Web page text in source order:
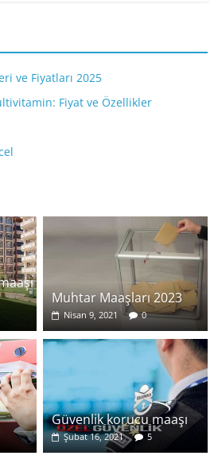
ve Fiyatları 2025
Fiyat ve Özellikler
Muhtar Maaşları 2023
Nisan 9, 2021 0
Güvenlik korucu maaşı
Şubat 16, 2021 5